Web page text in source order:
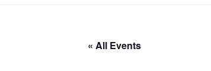
« All Events